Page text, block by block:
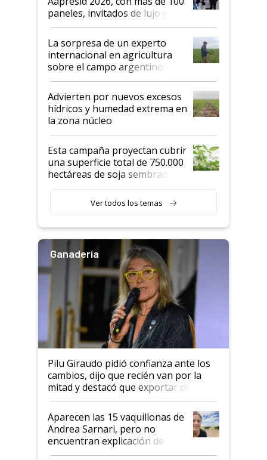
años"
paneles, invitados de lujo y
todas las tendencias
La sorpresa de un experto
internacional en agricultura
sobre el campo argentino:
"Estoy muy impresionado"
Advierten por nuevos excesos
hídricos y humedad extrema en
la zona núcleo
Esta campaña proyectan cubrir
una superficie total de 750.000
hectáreas de soja sembradas
variedades que marcan un
salto tecnológico en genética y
Ver todos los temas
Ganadería
Pilu Giraudo pidió confianza ante los
cambios, dijo que recién van por la
mitad y destacó que exportar dejó de
ser "para unos pocos": "Tenemos un
mandato muy claro del gobierno
nacional"
Aparecen las 15 vaquillonas de
Andrea Sarnari, pero no
encuentran explicación de
cómo llegaron allí